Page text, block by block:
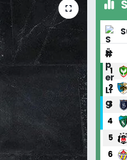
#
1
2
3
4
5
6